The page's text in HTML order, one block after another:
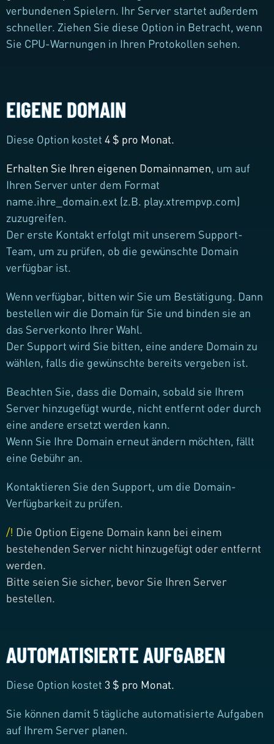
verbundenen Spielern. Ihr Server startet außerdem
schneller. Ziehen Sie diese Option in Betracht, wenn
Sie CPU-Warnungen in Ihren Protokollen sehen.
EIGENE DOMAIN
Diese Option kostet 4 $ pro Monat.
Erhalten Sie Ihren eigenen Domainnamen, um auf
Ihren Server unter dem Format
name.ihre_domain.ext (z.B. play.xtrempvp.com)
zuzugreifen.
Der erste Kontakt erfolgt mit unserem Support-
Team, um zu prüfen, ob die gewünschte Domain
verfügbar ist.
Wenn verfügbar, bitten wir Sie um Bestätigung. Dann
bestellen wir die Domain für Sie und binden sie an
das Serverkonto Ihrer Wahl.
Der Support wird Sie bitten, eine andere Domain zu
wählen, falls die gewünschte bereits vergeben ist.
Beachten Sie, dass die Domain, sobald sie Ihrem
Server hinzugefügt wurde, nicht entfernt oder durch
eine andere ersetzt werden kann.
Wenn Sie Ihre Domain erneut ändern möchten, fällt
eine Gebühr an.
Kontaktieren Sie den Support, um die Domain-
Verfügbarkeit zu prüfen.
/! Die Option Eigene Domain kann bei einem
bestehenden Server nicht hinzugefügt oder entfernt
werden.
Bitte seien Sie sicher, bevor Sie Ihren Server
bestellen.
AUTOMATISIERTE AUFGABEN
Diese Option kostet 3 $ pro Monat.
Sie können damit 5 tägliche automatisierte Aufgaben
auf Ihrem Server planen.